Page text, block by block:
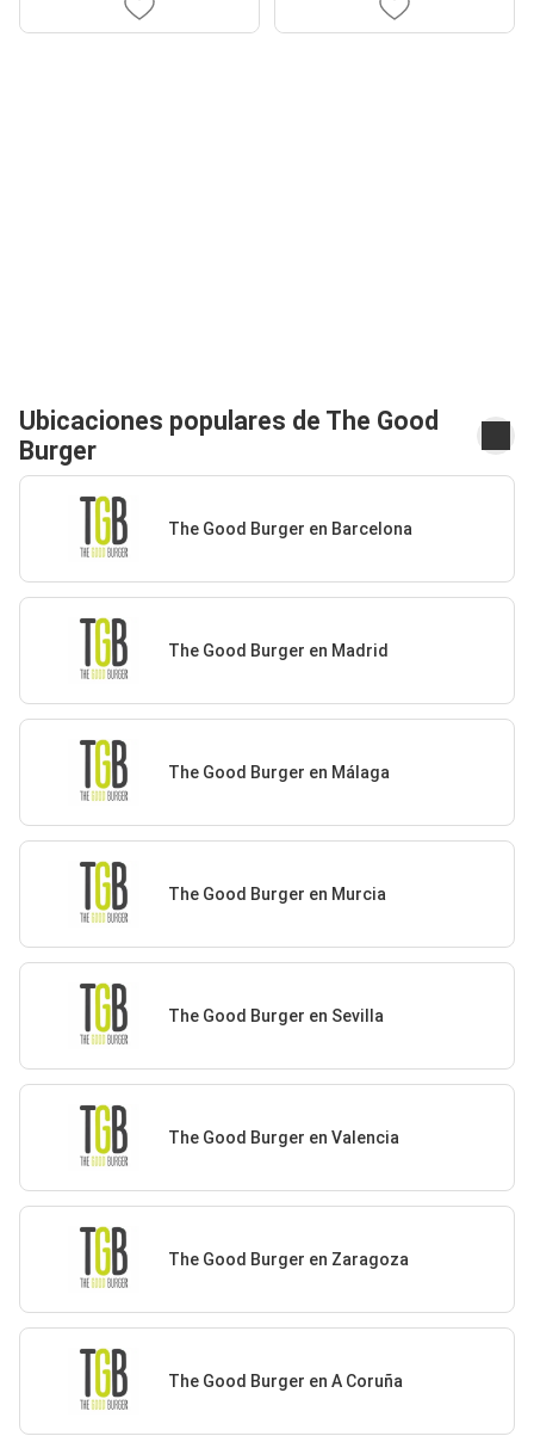
Ubicaciones populares de The Good
Burger
The Good Burger en Barcelona
The Good Burger en Madrid
The Good Burger en Málaga
The Good Burger en Murcia
The Good Burger en Sevilla
The Good Burger en Valencia
The Good Burger en Zaragoza
The Good Burger en A Coruña